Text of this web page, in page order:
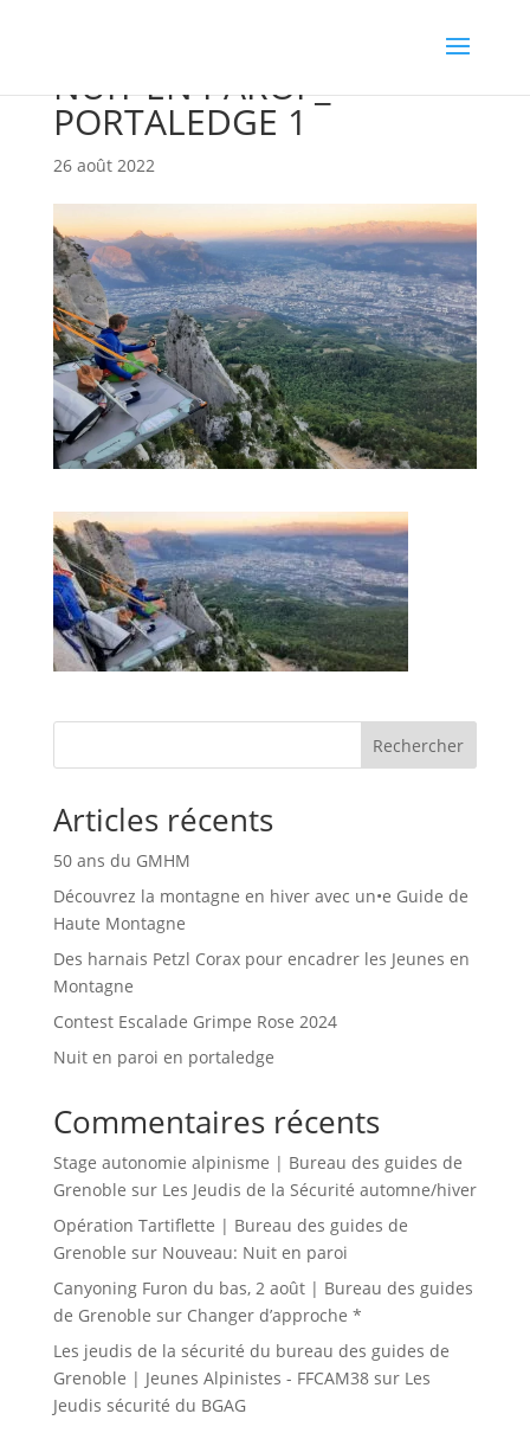
NUIT EN PAROI _
PORTALEDGE 1
26 août 2022
Rechercher
Articles récents
50 ans du GMHM
Découvrez la montagne en hiver avec un•e Guide de
Haute Montagne
Des harnais Petzl Corax pour encadrer les Jeunes en
Montagne
Contest Escalade Grimpe Rose 2024
Nuit en paroi en portaledge
Commentaires récents
Stage autonomie alpinisme | Bureau des guides de
Grenoble sur Les Jeudis de la Sécurité automne/hiver
Opération Tartiflette | Bureau des guides de
Grenoble sur Nouveau: Nuit en paroi
Canyoning Furon du bas, 2 août | Bureau des guides
de Grenoble sur Changer d’approche *
Les jeudis de la sécurité du bureau des guides de
Grenoble | Jeunes Alpinistes - FFCAM38sur Les
Jeudis sécurité du BGAG